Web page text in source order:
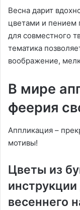
Весна дарит
цветами и пением
для совместного
тематика
воображение,
В мире
феерия
Аппликация –
мотивы!
Цветы из
весеннего